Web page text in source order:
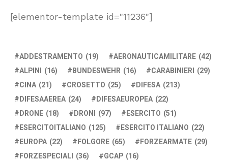
[elementor-template id="11236"]
ADDESTRAMENTO (19) AERONAUTICAMILITARE (42)
ALPINI (16) BUNDESWEHR (16) CARABINIERI (29)
CINA (21) CROSETTO (25) DIFESA (213)
DIFESAAEREA (24) DIFESAEUROPEA (22)
DRONE (18) DRONI (97) ESERCITO (51)
ESERCITOITALIANO (125) ESERCITO ITALIANO (22)
EUROPA (22) FOLGORE (65) FORZEARMATE (29)
FORZESPECIALI (36) GCAP (16)